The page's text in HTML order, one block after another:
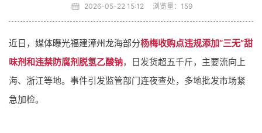
2026-05-22 15:12 浏览量： 159
近日，媒体曝光福建漳州龙海部分杨梅收购点违规添加“三无”甜
味剂和违禁防腐剂脱氢乙酸钠，日发货超五千斤，主要流向上
海、浙江等地。事件引发监管部门连夜查处，多地批发市场紧
急加检。